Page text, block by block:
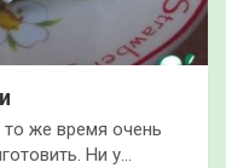
то же время очень
Ни у…